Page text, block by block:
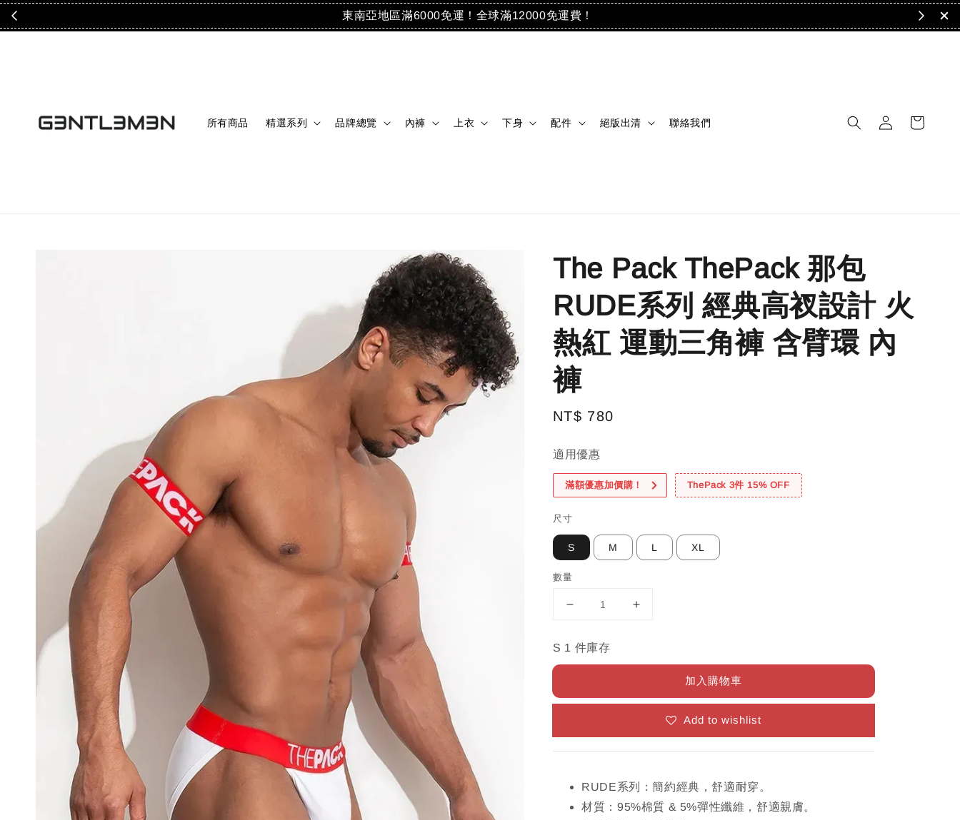
東南亞地區滿6000免運！全球滿12000免運費！
所有商品 精選系列 品牌總覽 內褲 上衣 下身 配件 絕版出清 聯絡我們
The Pack ThePack 那包
RUDE系列 經典高衩設計 火
熱紅 運動三角褲 含臂環 內
褲
Regular
NT$ 780
適用優惠
滿額優惠加價購！ ThePack 3件 15% OFF
尺寸
S M L XL
數量
S 1 件庫存
加入購物車
Add to wishlist
RUDE系列：簡約經典，舒適耐穿。
材質：95%棉質 & 5%彈性纖維，舒適親膚。